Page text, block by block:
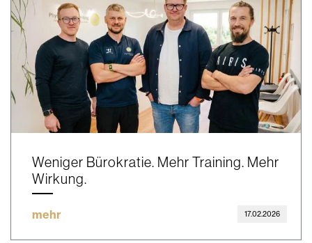
Weniger Bürokratie. Mehr Training. Mehr
Wirkung.
mehr 17.02.2026